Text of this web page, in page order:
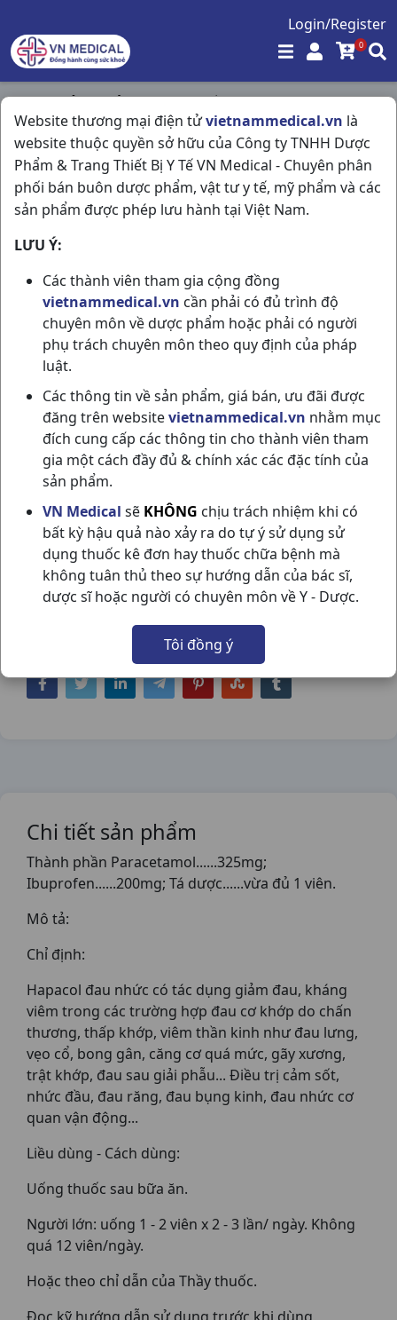
Login/Register
0
Website thương mại điện tửvietnammedical.vn là
website thuộc quyền sở hữu của Công ty TNHH Dược
Phẩm & Trang Thiết Bị Y Tế VN Medical - Chuyên phân
phối bán buôn dược phẩm, vật tư y tế, mỹ phẩm và các
sản phẩm được phép lưu hành tại Việt Nam.
LƯU Ý:
Các thành viên tham gia cộng đồng
vietnammedical.vn cần phải có đủ trình độ
chuyên môn về dược phẩm hoặc phải có người
phụ trách chuyên môn theo quy định của pháp
luật.
Các thông tin về sản phẩm, giá bán, ưu đãi được
đăng trên websitevietnammedical.vn nhằm mục
đích cung cấp các thông tin cho thành viên tham
gia một cách đầy đủ & chính xác các đặc tính của
sản phẩm.
VN Medical sẽ KHÔNG chịu trách nhiệm khi có
bất kỳ hậu quả nào xảy ra do tự ý sử dụng sử
dụng thuốc kê đơn hay thuốc chữa bệnh mà
không tuân thủ theo sự hướng dẫn của bác sĩ,
dược sĩ hoặc người có chuyên môn về Y - Dược.
Tôi đồng ý
Trang chủ / Giảm Đau - Hạ Sốt /
Hapacol Eva đau Nhức H50v DHG Pharma
HAPACOL EVA ĐAU NHỨC H50V DHG
PHARMA
NSX:DHG Pharma
Nhóm hàng:
Giảm Đau - Hạ Sốt,
Chia sẻ qua mạng xã hội:
Chi tiết sản phẩm
Thành phần Paracetamol......325mg;
Ibuprofen......200mg; Tá dược......vừa đủ 1 viên.
Mô tả:
Chỉ định:
Hapacol đau nhức có tác dụng giảm đau, kháng
viêm trong các trường hợp đau cơ khớp do chấn
thương, thấp khớp, viêm thần kinh như đau lưng,
vẹo cổ, bong gân, căng cơ quá mức, gãy xương,
trật khớp, đau sau giải phẫu... Điều trị cảm sốt,
nhức đầu, đau răng, đau bụng kinh, đau nhức cơ
quan vận động...
Liều dùng - Cách dùng:
Uống thuốc sau bữa ăn.
Người lớn: uống 1 - 2 viên x 2 - 3 lần/ ngày. Không
quá 12 viên/ngày.
Hoặc theo chỉ dẫn của Thầy thuốc.